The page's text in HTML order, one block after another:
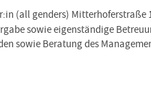
(all genders) Mitterhoferstraße
sowie eigenständige
sowie Beratung des